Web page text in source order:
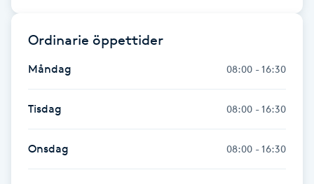
Fransborttagning
Fransfärgning
Fransförlängning
Fransförlängning Megavolym
Ordinarie öppettider
Måndag 08:00 - 16:30
Tisdag 08:00 - 16:30
Onsdag 08:00 - 16:30